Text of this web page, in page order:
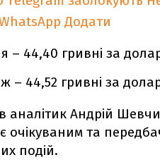
Додати
– 44,40 гривні за
– 44,52 гривні за
аналітик Андрій
є очікуваним та
подій.